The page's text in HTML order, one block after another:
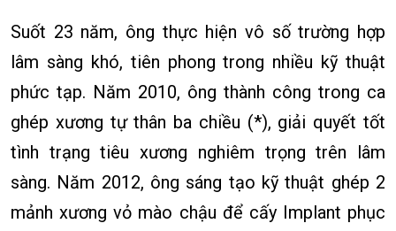
Suốt 23 năm, ông thực hiện vô số trường hợp
lâm sàng khó, tiên phong trong nhiều kỹ thuật
phức tạp. Năm 2010, ông thành công trong ca
ghép xương tự thân ba chiều (*), giải quyết tốt
tình trạng tiêu xương nghiêm trọng trên lâm
sàng. Năm 2012, ông sáng tạo kỹ thuật ghép 2
mảnh xương vỏ mào chậu để cấy Implant phục